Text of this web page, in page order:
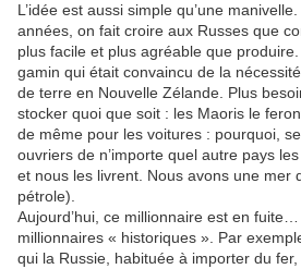
L’idée est aussi simple qu’une
années, on fait croire aux Russes que
plus facile et plus agréable que produire.
gamin qui était convaincu de la
de terre en Nouvelle Zélande. Plus
stocker quoi que soit : les Maoris le
de même pour les voitures : pourquoi,
ouvriers de n’importe quel autre pays
et nous les livrent. Nous avons une mer
pétrole).
Aujourd’hui, ce millionnaire est en
millionnaires « historiques ». Par
qui la Russie, habituée à importer du